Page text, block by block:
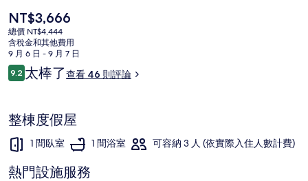
別
墅
的
相
集
目
前
的
價
格
是
NT$3,666
總價 NT$4,444
含稅金和其他費用
9 月 6 日 - 9 月 7 日
評
論
9.29.2 分，滿分 10 分，
太棒了查看 46 則評論
整棟度假屋
1 間臥室 1 間浴室 可容納 3 人 (依實際入住人數計費)
熱門設施服務